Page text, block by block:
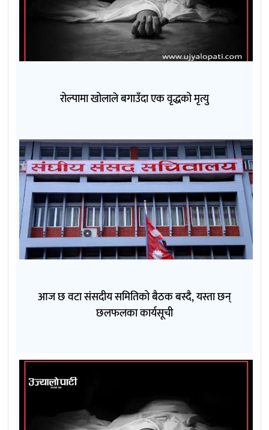
रोल्पामा खोलाले बगाउँदा एक वृद्धको मृत्यु
आज छ वटा संसदीय समितिको बैठक बस्दै, यस्ता छन्
छलफलका कार्यसूची